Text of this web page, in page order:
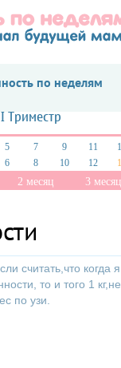
по неделям
I Триместр
5 7 9 11
6 8 10 12
2 месяц 3 месяц
считать,что когда
то и того 1
по узи.